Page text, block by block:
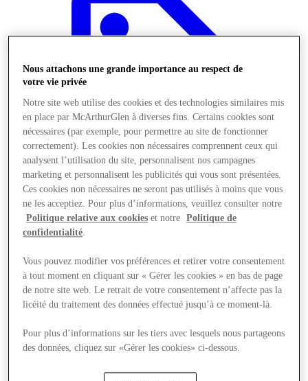
Offres
Nous attachons une grande importance au respect de
votre vie privée
Notre site web utilise des cookies et des technologies similaires mis
en place par McArthurGlen à diverses fins. Certains cookies sont
nécessaires (par exemple, pour permettre au site de fonctionner
correctement). Les cookies non nécessaires comprennent ceux qui
analysent l’utilisation du site, personnalisent nos campagnes
marketing et personnalisent les publicités qui vous sont présentées.
Ces cookies non nécessaires ne seront pas utilisés à moins que vous
ne les acceptiez. Pour plus d’informations, veuillez consulter notre
Politique relative aux cookies et notre
Politique de
confidentialité.
Vous pouvez modifier vos préférences et retirer votre consentement
à tout moment en cliquant sur « Gérer les cookies » en bas de page
de notre site web. Le retrait de votre consentement n’affecte pas la
licéité du traitement des données effectué jusqu’à ce moment-là.
Pour plus d’informations sur les tiers avec lesquels nous partageons
des données, cliquez sur «Gérer les cookies» ci-dessous.